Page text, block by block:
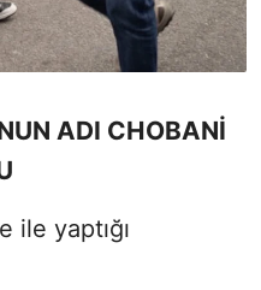
ADI CHOBANİ
ile yaptığı